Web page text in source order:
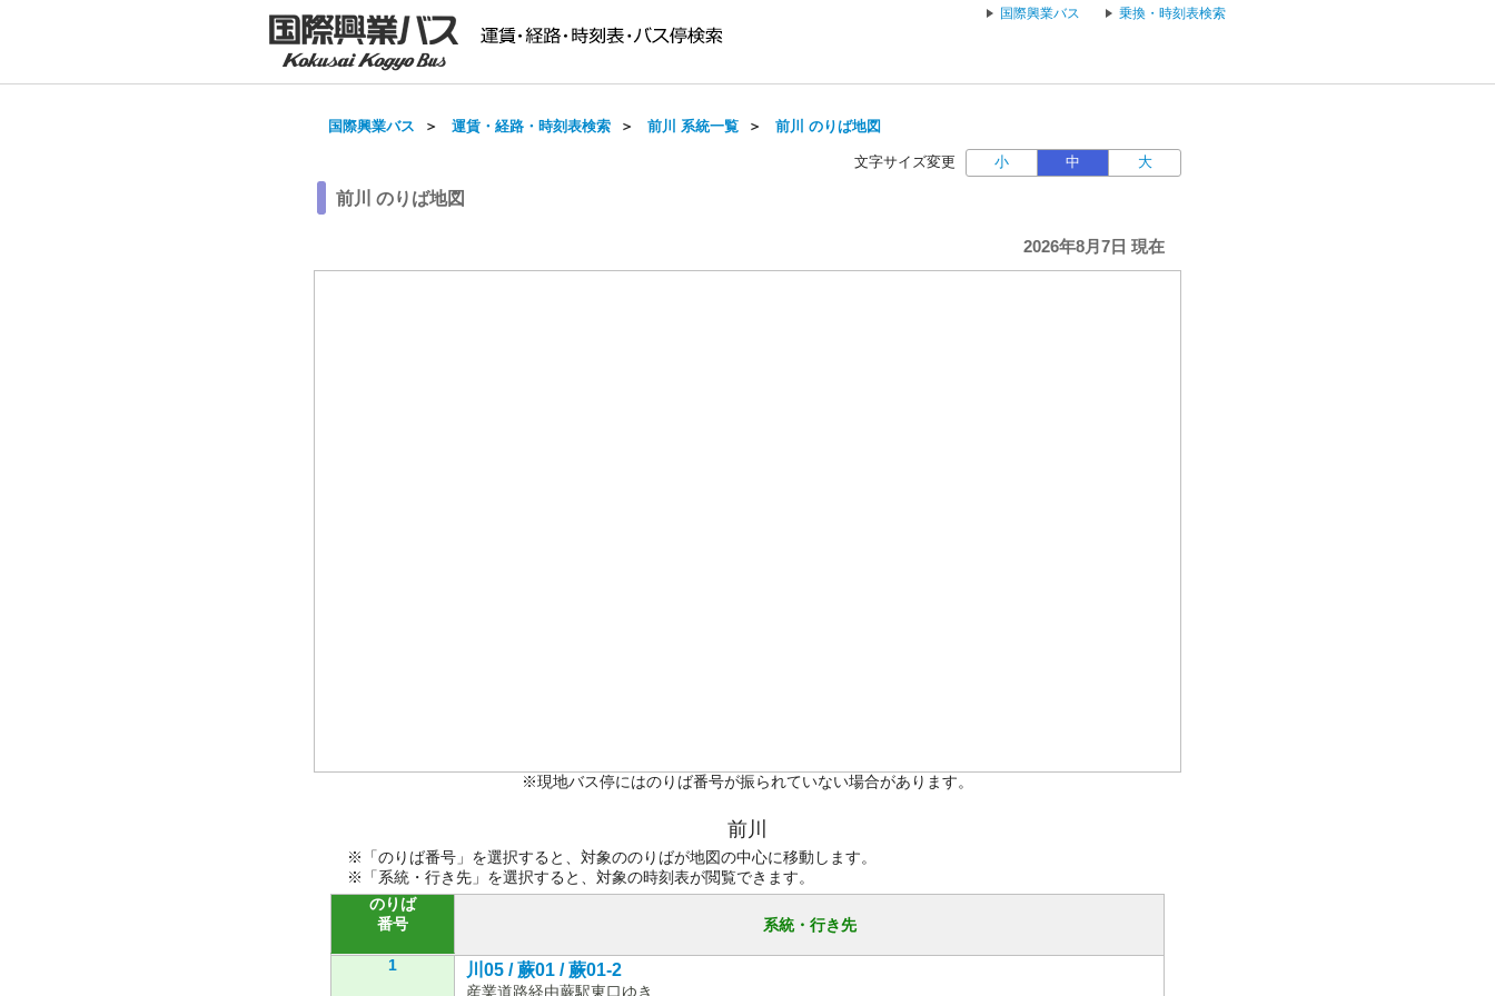
国際興業バス 乗換・時刻表検索
国際興業バス ＞ 運賃・経路・時刻表検索 ＞ 前川 系統一覧 ＞ 前川 のりば地図
文字サイズ変更 小 中 大
前川 のりば地図
2026年8月7日 現在
※現地バス停にはのりば番号が振られていない場合があります。
前川
※「のりば番号」を選択すると、対象ののりばが地図の中心に移動します。
※「系統・行き先」を選択すると、対象の時刻表が閲覧できます。
のりば
番号
系統・行き先
1 川05 / 蕨01 / 蕨01-2
産業道路経由蕨駅東口ゆき